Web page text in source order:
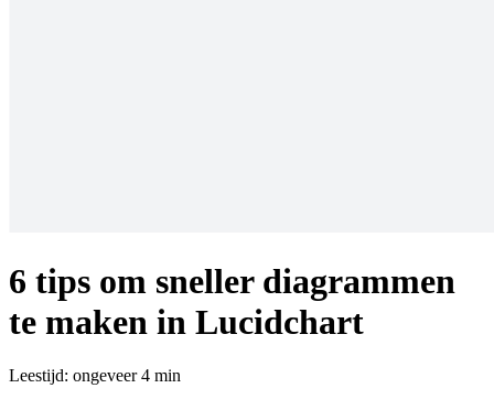
6 tips om sneller diagrammen
te maken in Lucidchart
Leestijd: ongeveer 4 min